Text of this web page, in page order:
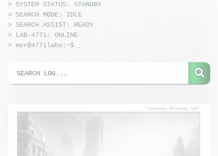
> SYSTEM STATUS: STANDBY
> SEARCH MODE: IDLE
> SEARCH ASSIST: READY
> LAB-4771: ONLINE
> mer@4771labo:~$